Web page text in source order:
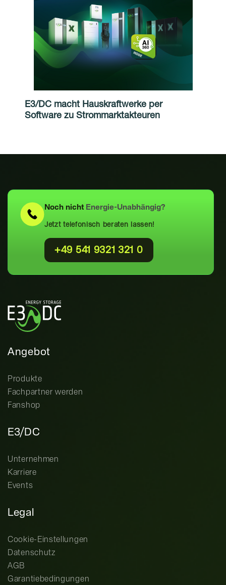
E3/DC macht Hauskraftwerke per
Software zu Strommarktakteuren
Noch nicht Energie-Unabhängig?
Jetzt telefonisch beraten lassen!
+49 541 9321 321 0
Angebot
Produkte
Fachpartner werden
Fanshop
E3/DC
Unternehmen
Karriere
Events
Legal
Cookie-Einstellungen
Datenschutz
AGB
Garantiebedingungen